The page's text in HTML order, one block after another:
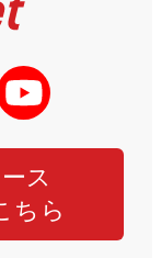
ス
ちら